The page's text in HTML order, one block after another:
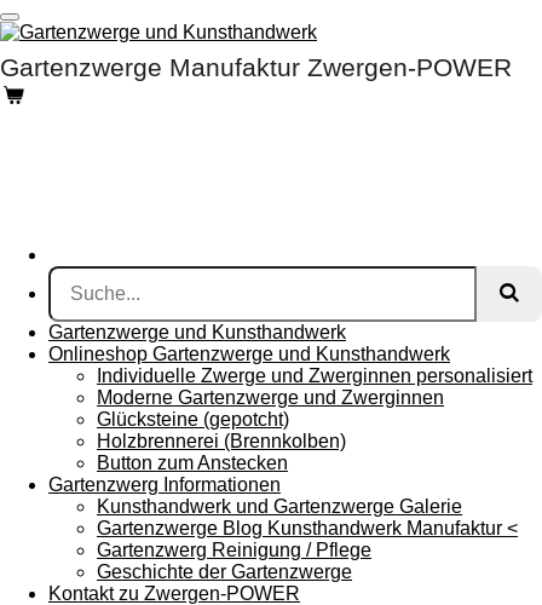
Zum
Hauptinhalt
springen
Gartenzwerge Manufaktur Zwergen-POWER
Gartenzwerge und Kunsthandwerk
Onlineshop Gartenzwerge und Kunsthandwerk
Individuelle Zwerge und Zwerginnen personalisiert
Moderne Gartenzwerge und Zwerginnen
Glücksteine (gepotcht)
Holzbrennerei (Brennkolben)
Button zum Anstecken
Gartenzwerg Informationen
Kunsthandwerk und Gartenzwerge Galerie
Gartenzwerge Blog Kunsthandwerk Manufaktur <
Gartenzwerg Reinigung / Pflege
Geschichte der Gartenzwerge
Kontakt zu Zwergen-POWER